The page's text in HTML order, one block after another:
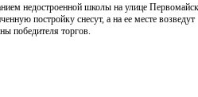
недостроенной школы на улице
постройку снесут, а на ее месте возведут
победителя торгов.